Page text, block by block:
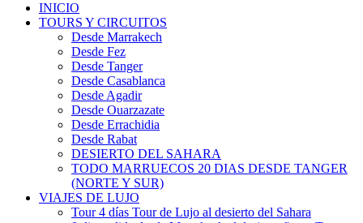
INICIO
TOURS Y CIRCUITOS
Desde Marrakech
Desde Fez
Desde Tanger
Desde Casablanca
Desde Agadir
Desde Ouarzazate
Desde Errachidia
Desde Rabat
DESIERTO DEL SAHARA
TODO MARRUECOS 20 DIAS DESDE TANGER
(NORTE Y SUR)
VIAJES DE LUJO
Tour 4 días Tour de Lujo al desierto del Sahara